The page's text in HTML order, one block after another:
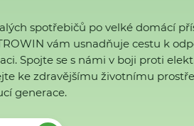
spotřebičů po velké domácí
vám usnadňuje cestu k
Spojte se s námi v boji proti
ke zdravějšímu životnímu
generace.